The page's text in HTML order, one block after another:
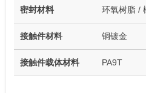
密封材料 环氧树脂 /
接触件材料 铜镀金
接触件载体材料 PA9T